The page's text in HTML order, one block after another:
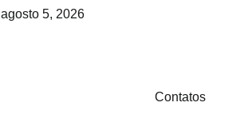
agosto 5, 2026
Contatos